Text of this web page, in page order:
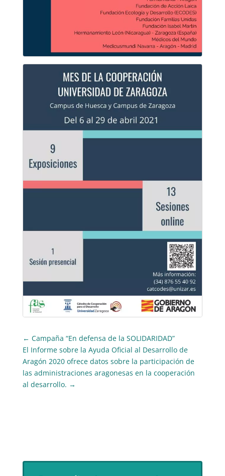
← Campaña “En defensa de la SOLIDARIDAD”
El Informe sobre la Ayuda Oficial al Desarrollo de
Aragón 2020 ofrece datos sobre la participación de
las administraciones aragonesas en la cooperación
al desarrollo. →